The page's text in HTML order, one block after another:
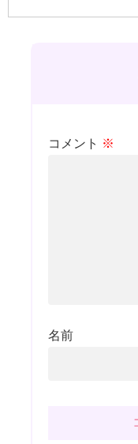
コメント ※
名前